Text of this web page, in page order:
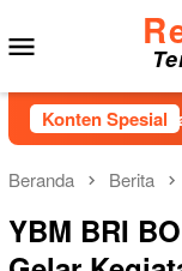
ke
konten
Konten Spesial
Kantor
Beranda Berita
YBM BRI